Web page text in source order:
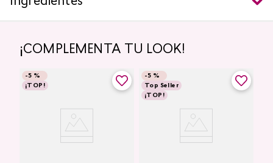
¡COMPLEMENTA TU LOOK!
-5 %
¡TOP!
-5 %
Top Seller
¡TOP!